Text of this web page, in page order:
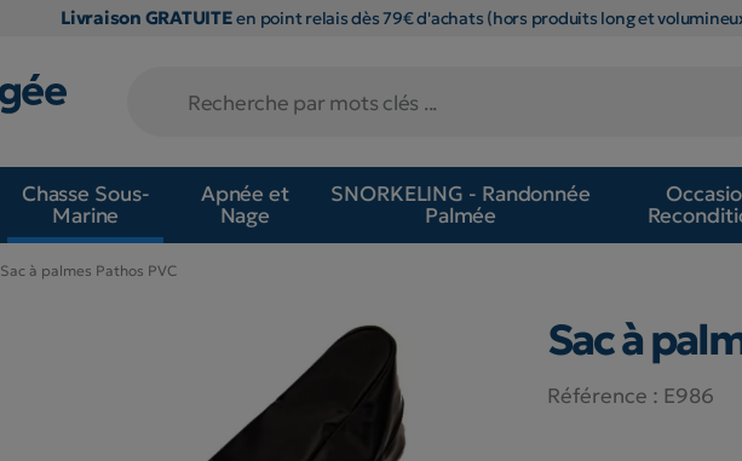
Livraison GRATUITEen point relais dès 79€ d'achats (hors produits long et
Chasse Sous-
Marine
Apnée et
Nage
SNORKELING - Randonnée
Palmée
Sac à palmes Pathos PVC
Sac à
Référence : E986